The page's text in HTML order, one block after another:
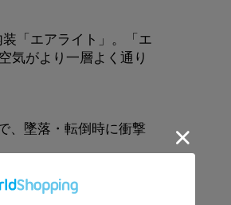
「エアライト」。「エ
気がより一層よく通り
、墜落・転倒時に衝撃